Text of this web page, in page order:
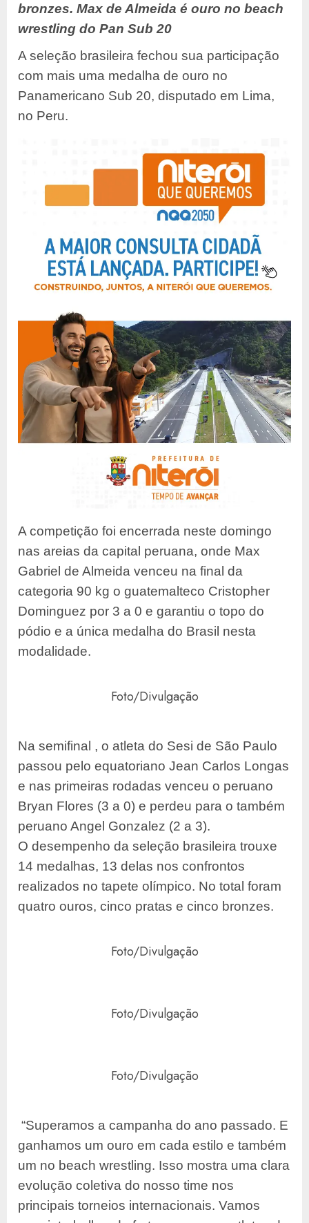
bronzes. Max de Almeida é ouro no beach
wrestling do Pan Sub 20
A seleção brasileira fechou sua participação
com mais uma medalha de ouro no
Panamericano Sub 20, disputado em Lima,
no Peru.
A competição foi encerrada neste domingo
nas areias da capital peruana, onde Max
Gabriel de Almeida venceu na final da
categoria 90 kg o guatemalteco Cristopher
Dominguez por 3 a 0 e garantiu o topo do
pódio e a única medalha do Brasil nesta
modalidade.
Foto/Divulgação
Na semifinal , o atleta do Sesi de São Paulo
passou pelo equatoriano Jean Carlos Longas
e nas primeiras rodadas venceu o peruano
Bryan Flores (3 a 0) e perdeu para o também
peruano Angel Gonzalez (2 a 3).
O desempenho da seleção brasileira trouxe
14 medalhas, 13 delas nos confrontos
realizados no tapete olímpico. No total foram
quatro ouros, cinco pratas e cinco bronzes.
Foto/Divulgação
Foto/Divulgação
Foto/Divulgação
“Superamos a campanha do ano passado. E
ganhamos um ouro em cada estilo e também
um no beach wrestling. Isso mostra uma clara
evolução coletiva do nosso time nos
principais torneios internacionais. Vamos